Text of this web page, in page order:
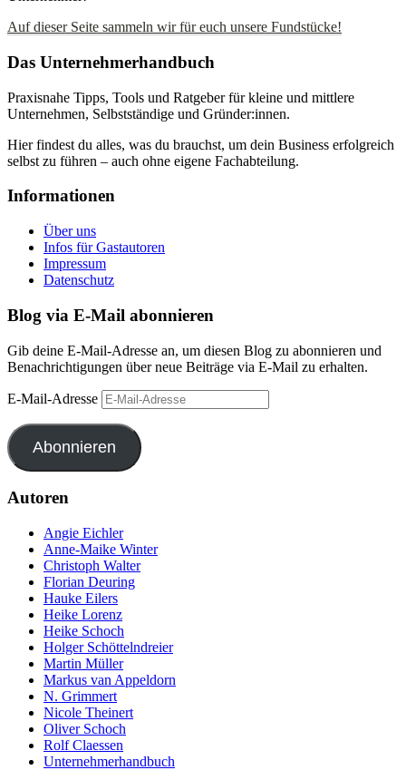
Auf dieser Seite sammeln wir für euch unsere Fundstücke!
Das Unternehmerhandbuch
Praxisnahe Tipps, Tools und Ratgeber für kleine und mittlere
Unternehmen, Selbstständige und Gründer:innen.
Hier findest du alles, was du brauchst, um dein Business erfolgreich
selbst zu führen – auch ohne eigene Fachabteilung.
Informationen
Über uns
Infos für Gastautoren
Impressum
Datenschutz
Blog via E-Mail abonnieren
Gib deine E-Mail-Adresse an, um diesen Blog zu abonnieren und
Benachrichtigungen über neue Beiträge via E-Mail zu erhalten.
E-Mail-Adresse
Abonnieren
Autoren
Angie Eichler
Anne-Maike Winter
Christoph Walter
Florian Deuring
Hauke Eilers
Heike Lorenz
Heike Schoch
Holger Schöttelndreier
Martin Müller
Markus van Appeldorn
N. Grimmert
Nicole Theinert
Oliver Schoch
Rolf Claessen
Unternehmerhandbuch